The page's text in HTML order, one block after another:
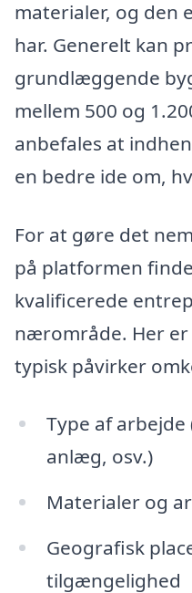
materialer, og den
har. Generelt kan
grundlæggende
mellem 500 og
anbefales at
en bedre ide om,
For at gøre det
på platformen
kvalificerede
nærområde. Her
typisk påvirker
Type af
anlæg, osv.)
Materialer og
Geografisk
tilgængelighed